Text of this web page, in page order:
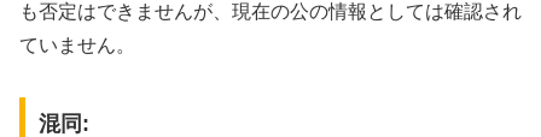
も否定はできませんが、現在の公の情報としては確認され
ていません。
混同: